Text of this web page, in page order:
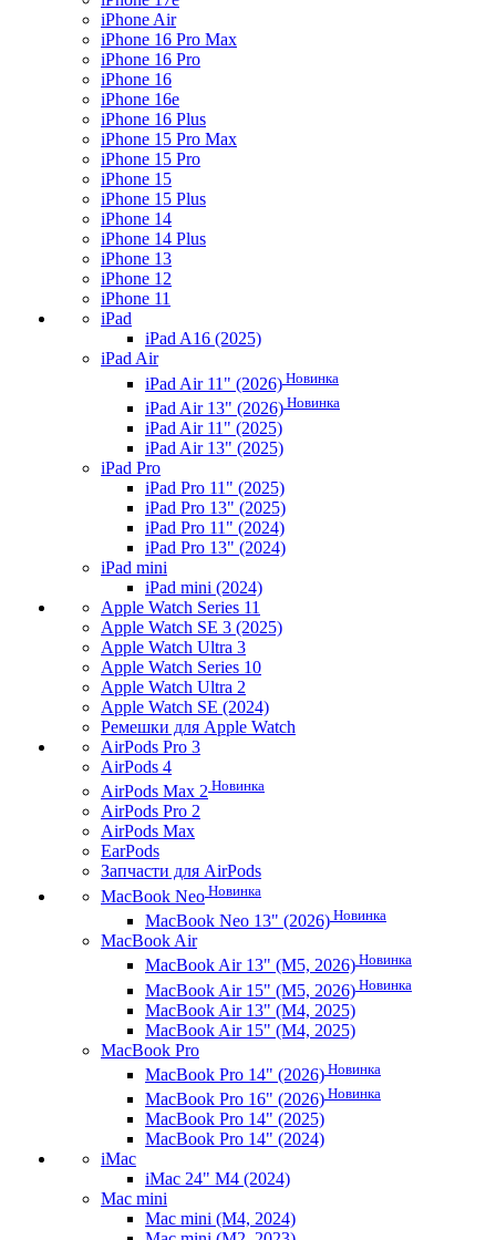
iPhone Air
iPhone 16 Pro Max
iPhone 16 Pro
iPhone 16
iPhone 16e
iPhone 16 Plus
iPhone 15 Pro Max
iPhone 15 Pro
iPhone 15
iPhone 15 Plus
iPhone 14
iPhone 14 Plus
iPhone 13
iPhone 12
iPhone 11
iPad
iPad A16 (2025)
iPad Air
iPad Air 11" (2026) Новинка
iPad Air 13" (2026) Новинка
iPad Air 11" (2025)
iPad Air 13" (2025)
iPad Pro
iPad Pro 11" (2025)
iPad Pro 13" (2025)
iPad Pro 11" (2024)
iPad Pro 13" (2024)
iPad mini
iPad mini (2024)
Apple Watch Series 11
Apple Watch SE 3 (2025)
Apple Watch Ultra 3
Apple Watch Series 10
Apple Watch Ultra 2
Apple Watch SE (2024)
Ремешки для Apple Watch
AirPods Pro 3
AirPods 4
AirPods Max 2 Новинка
AirPods Pro 2
AirPods Max
EarPods
Запчасти для AirPods
MacBook Neo Новинка
MacBook Neo 13" (2026) Новинка
MacBook Air
MacBook Air 13" (M5, 2026) Новинка
MacBook Air 15" (M5, 2026) Новинка
MacBook Air 13" (M4, 2025)
MacBook Air 15" (M4, 2025)
MacBook Pro
MacBook Pro 14" (2026) Новинка
MacBook Pro 16" (2026) Новинка
MacBook Pro 14" (2025)
MacBook Pro 14" (2024)
iMac
iMac 24" M4 (2024)
Mac mini
Mac mini (M4, 2024)